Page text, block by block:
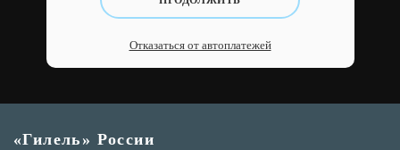
Отказаться от автоплатежей
«Гилель» России